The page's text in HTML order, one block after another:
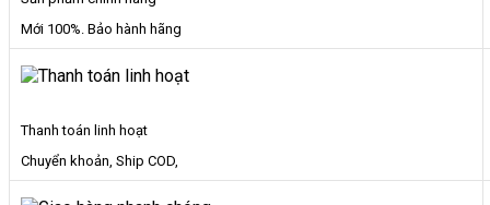
Mới 100%. Bảo hành hãng
Thanh toán linh hoạt
Chuyển khoản, Ship COD,